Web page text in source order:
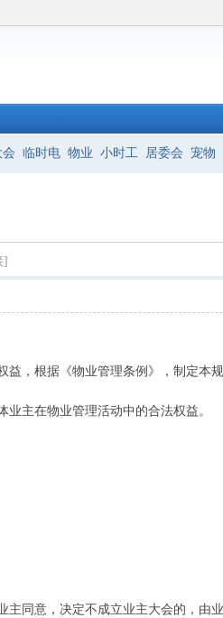
会 临时电 物业 小时工 居委会 宠物
]
，根据《物业管理条例》，制定本规
主在物业管理活动中的合法权益。
意，决定不成立业主大会的，由业